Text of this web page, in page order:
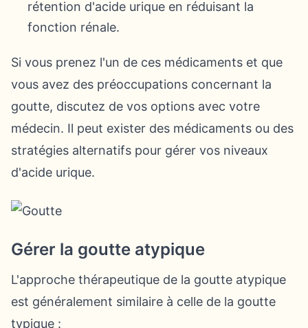
rétention d'acide urique en réduisant la
fonction rénale.
Si vous prenez l'un de ces médicaments et que
vous avez des préoccupations concernant la
goutte, discutez de vos options avec votre
médecin. Il peut exister des médicaments ou des
stratégies alternatifs pour gérer vos niveaux
d'acide urique.
Gérer la goutte atypique
L'approche thérapeutique de la goutte atypique
est généralement similaire à celle de la goutte
typique :